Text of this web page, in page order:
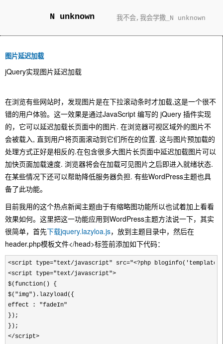
N unknown 我不会,我会学撒_N unknown
图片延迟加载
jQuery实现图片延迟加载
在浏览有些网站时，发现图片是在下拉滚动条时才加载,这是一个很不
错的用户体验。这一效果是通过JavaScript 编写的 jQuery 插件实现
的，它可以延迟加载长页面中的图片. 在浏览器可视区域外的图片不
会被载入, 直到用户将页面滚动到它们所在的位置. 这与图片预加载的
处理方式正好是相反的.在包含很多大图片长页面中延迟加载图片可以
加快页面加载速度. 浏览器将会在加载可见图片之后即进入就绪状态.
在某些情况下还可以帮助降低服务器负担. 有些WordPress主题也具
备了此功能。
目前我用的这个热点新闻主题由于有缩略图功能所以也试着加上看看
效果如何。这里把这一功能应用到WordPress主题方法说一下，其实
很简单，首先下载jquery.lazyloa.js，放到主题目录中，然后在
header.php模板文件</head>标签前添加如下代码：
<script type="text/javascript" src="<?php
<script type="text/javascript">
$(function() {
$("img").lazyload({
effect : "fadeIn"
});
});
</script>